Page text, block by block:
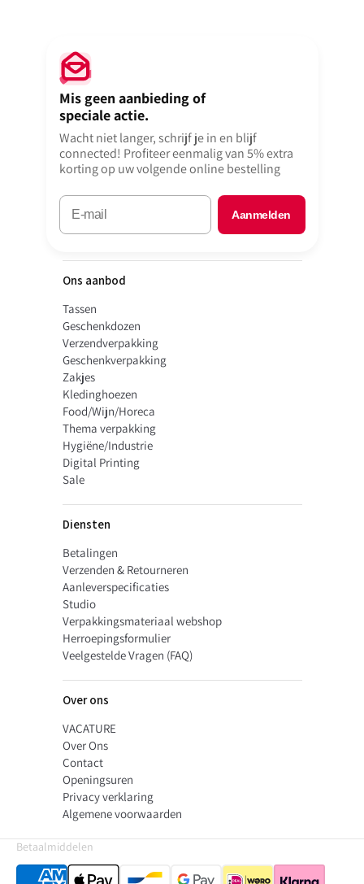
Mis geen aanbieding of
speciale actie.
Wacht niet langer, schrijf je in en blijf
connected! Profiteer eenmalig van 5% extra
korting op uw volgende online bestelling
Aanmelden
Ons aanbod
Tassen
Geschenkdozen
Verzendverpakking
Geschenkverpakking
Zakjes
Kledinghoezen
Food/Wijn/Horeca
Thema verpakking
Hygiëne/Industrie
Digital Printing
Sale
Diensten
Betalingen
Verzenden & Retourneren
Aanleverspecificaties
Studio
Verpakkingsmateriaal webshop
Herroepingsformulier
Veelgestelde Vragen (FAQ)
Over ons
VACATURE
Over Ons
Contact
Openingsuren
Privacy verklaring
Algemene voorwaarden
Betaalmiddelen